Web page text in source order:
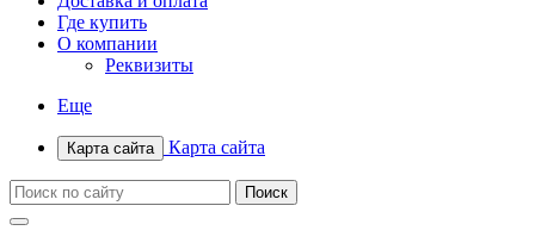
Где купить
О компании
Реквизиты
Еще
Карта сайта Карта сайта